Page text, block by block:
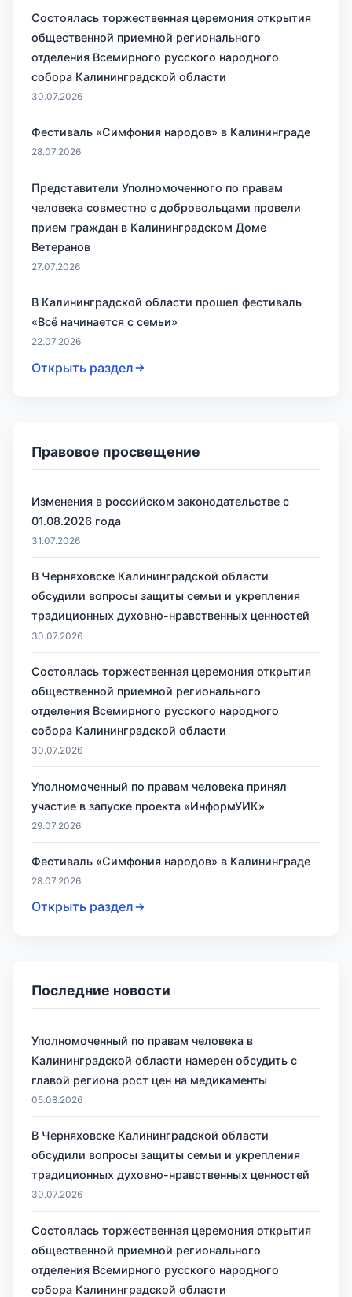
Состоялась торжественная церемония открытия
общественной приемной регионального
отделения Всемирного русского народного
собора Калининградской области
30.07.2026
Фестиваль «Симфония народов» в Калининграде
28.07.2026
Представители Уполномоченного по правам
человека совместно с добровольцами провели
прием граждан в Калининградском Доме
Ветеранов
27.07.2026
В Калининградской области прошел фестиваль
«Всё начинается с семьи»
22.07.2026
Открыть раздел
Правовое просвещение
Изменения в российском законодательстве с
01.08.2026 года
31.07.2026
В Черняховске Калининградской области
обсудили вопросы защиты семьи и укрепления
традиционных духовно-нравственных ценностей
30.07.2026
Состоялась торжественная церемония открытия
общественной приемной регионального
отделения Всемирного русского народного
собора Калининградской области
30.07.2026
Уполномоченный по правам человека принял
участие в запуске проекта «ИнформУИК»
29.07.2026
Фестиваль «Симфония народов» в Калининграде
28.07.2026
Открыть раздел
Последние новости
Уполномоченный по правам человека в
Калининградской области намерен обсудить с
главой региона рост цен на медикаменты
05.08.2026
В Черняховске Калининградской области
обсудили вопросы защиты семьи и укрепления
традиционных духовно-нравственных ценностей
30.07.2026
Состоялась торжественная церемония открытия
общественной приемной регионального
отделения Всемирного русского народного
собора Калининградской области